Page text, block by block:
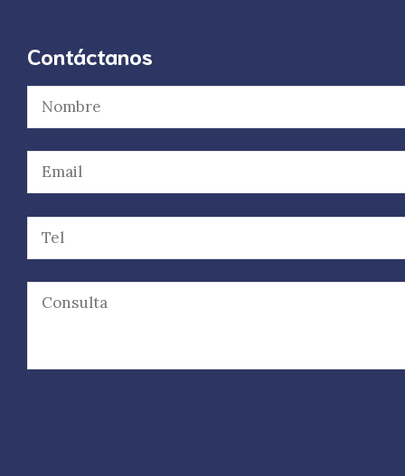
Contáctanos